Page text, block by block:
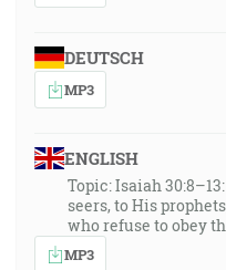
DEUTSCH
MP3
ENGLISH
Topic: Isaiah
seers, to His
who refuse to obey
MP3